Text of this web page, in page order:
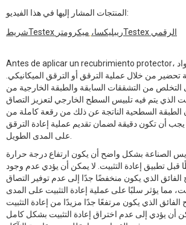
المنتجات المشار إليها في هذا الفيديو:
شريطTestex ريبليكسا،
ميكرومترTestex الرقمي
Antes de aplicar un recubrimiento protector، يجب أن يتم تحضير المواد
تحضير من خلال عملية الترقق أو الترقق الميكانيكي.
التخلص من التشققات السابقة والطبقة الخارجية من
الذي يتم فيه تلبيس السطح الخارجي لتعزيز التصاق
الطبقة السطحية الناتجة عن ذلك من رقعة كاملة من
يجب أن تكون دقيقة لضمان تقديم عملية إعادة الترقق
الصناعة بشكل واضح أن يكون ارتفاع درجة حرارة
تطبيق إعادة التثبيت. لا يمكن أن يؤدي عدم وجود
الذي يكون منخفضًا جدًا إلى عدم توفير التصاق
مما يؤثر سلبًا على عملية إعادة التثبيت على المدى
الذي يكون مرتفعًا جدًا مزيدًا من إعادة التثبيت
أن يؤدي إلى عدم اختراق إعادة التثبيت بشكل كامل